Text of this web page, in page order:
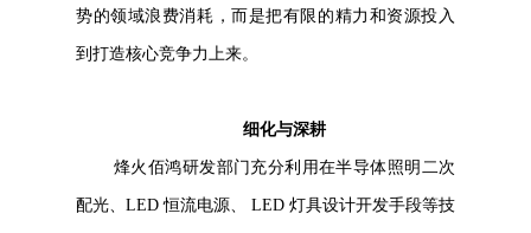
势的领域浪费消耗，而是把有限的精力和资源投入
到打造核心竞争力上来。
细化与深耕
烽火佰鸿研发部门充分利用在半导体照明二次
配光、LED 恒流电源、 LED 灯具设计开发手段等技